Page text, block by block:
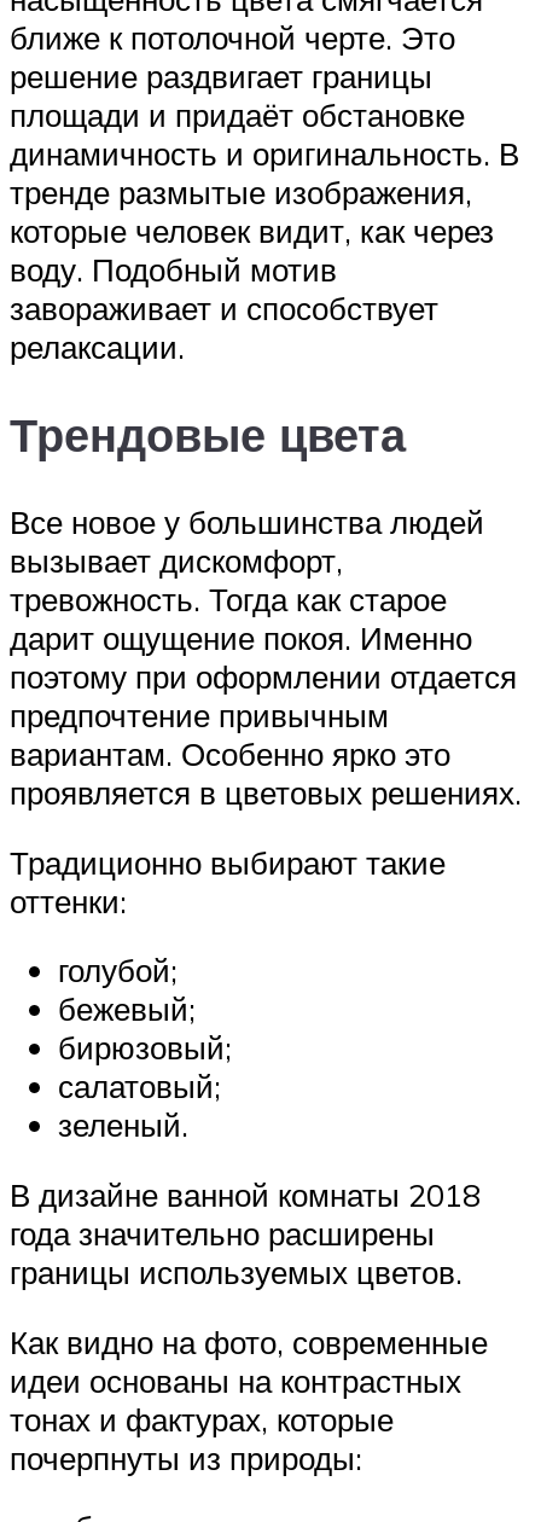
ближе к потолочной черте. Это
решение раздвигает границы
площади и придаёт обстановке
динамичность и оригинальность. В
тренде размытые изображения,
которые человек видит, как через
воду. Подобный мотив
завораживает и способствует
релаксации.
Трендовые цвета
Все новое у большинства людей
вызывает дискомфорт,
тревожность. Тогда как старое
дарит ощущение покоя. Именно
поэтому при оформлении отдается
предпочтение привычным
вариантам. Особенно ярко это
проявляется в цветовых решениях.
Традиционно выбирают такие
оттенки:
голубой;
бежевый;
бирюзовый;
салатовый;
зеленый.
В дизайне ванной комнаты 2018
года значительно расширены
границы используемых цветов.
Как видно на фото, современные
идеи основаны на контрастных
тонах и фактурах, которые
почерпнуты из природы: